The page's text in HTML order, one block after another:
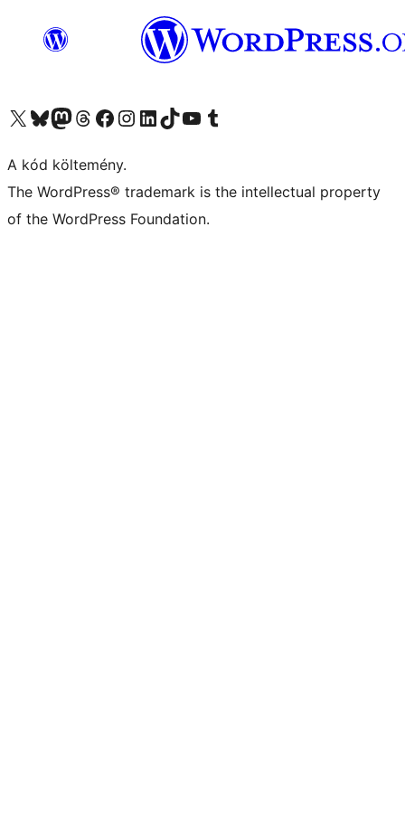
Visit our X (formerly Twitter) account
Visit our Bluesky account
Twitter csatornánk
Visit our Threads account
Facebook oldalunk megtekintése
Visit our Instagram account
Visit our LinkedIn account
Visit our TikTok account
Visit our YouTube channel
Visit our Tumblr account
A kód költemény.
The WordPress® trademark is the intellectual property
of the WordPress Foundation.